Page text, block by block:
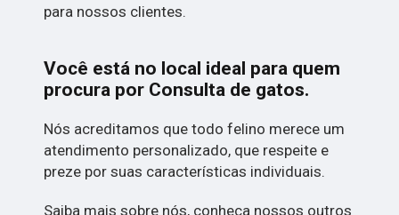
para nossos clientes.
Você está no local ideal para quem
procura por Consulta de gatos.
Nós acreditamos que todo felino merece um
atendimento personalizado, que respeite e
preze por suas características individuais.
Saiba mais sobre nós, conheça nossos outros